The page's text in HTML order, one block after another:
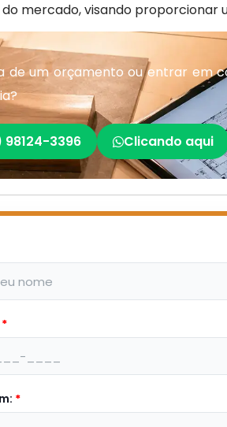
mercado, visando proporcionar
de um orçamento ou entrar em
98124-3396 Clicando aqui
*
*